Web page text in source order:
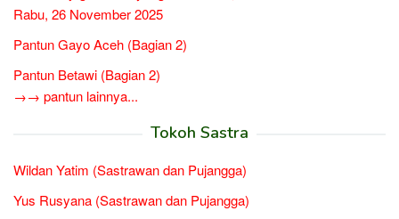
Rabu, 26 November 2025
Pantun Gayo Aceh (Bagian 2)
Pantun Betawi (Bagian 2)
→→ pantun lainnya...
Tokoh Sastra
Wildan Yatim (Sastrawan dan Pujangga)
Yus Rusyana (Sastrawan dan Pujangga)